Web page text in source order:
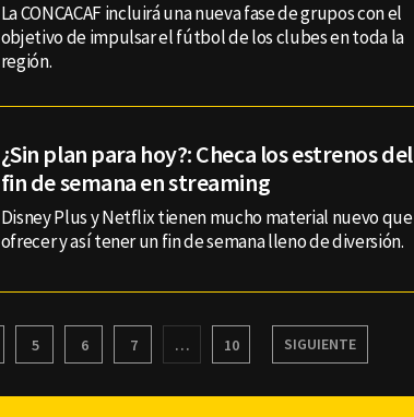
La CONCACAF incluirá una nueva fase de grupos con el
objetivo de impulsar el fútbol de los clubes en toda la
región.
¿Sin plan para hoy?: Checa los estrenos del
fin de semana en streaming
Disney Plus y Netflix tienen mucho material nuevo que
ofrecer y así tener un fin de semana lleno de diversión.
5 6 7 … 10 SIGUIENTE